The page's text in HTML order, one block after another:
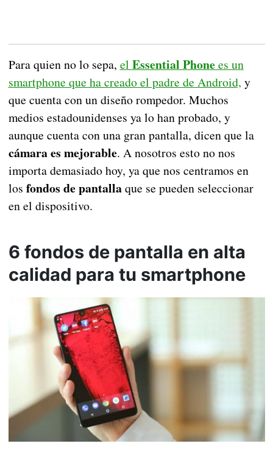
Para quien no lo sepa, el Essential Phonees un
smartphone que ha creado el padre de Android, y
que cuenta con un diseño rompedor. Muchos
medios estadounidenses ya lo han probado, y
aunque cuenta con una gran pantalla, dicen que la
cámara es mejorable. A nosotros esto no nos
importa demasiado hoy, ya que nos centramos en
los fondos de pantallaque se pueden seleccionar
en el dispositivo.
6 fondos de pantalla en alta
calidad para tu smartphone